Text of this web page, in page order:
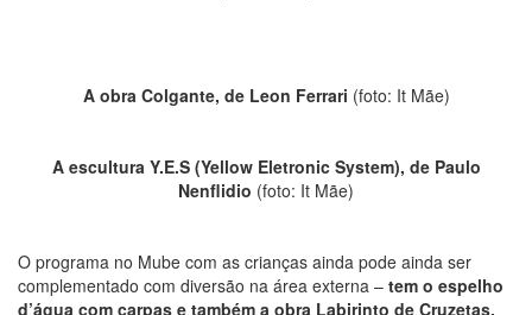
A obra Colgante, de Leon Ferrari (foto: It Mãe)
A escultura Y.E.S (Yellow Eletronic System), de Paulo
Nenflidio (foto: It Mãe)
O programa no Mube com as crianças ainda pode ainda ser
complementado com diversão na área externa – tem o espelho
d’água com carpas e também a obra Labirinto de Cruzetas,